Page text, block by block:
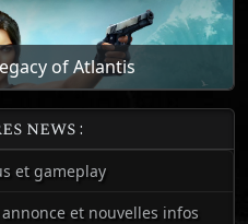
of Atlantis
news :
et gameplay
et nouvelles infos